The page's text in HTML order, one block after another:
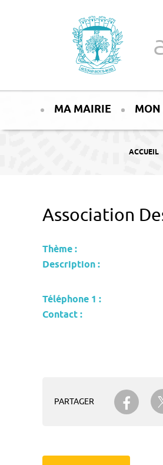
MA MAIRIE
VOUS
ACCUEIL
Association
Thème :
Description :
Téléphone 1 :
Contact :
PARTAGER